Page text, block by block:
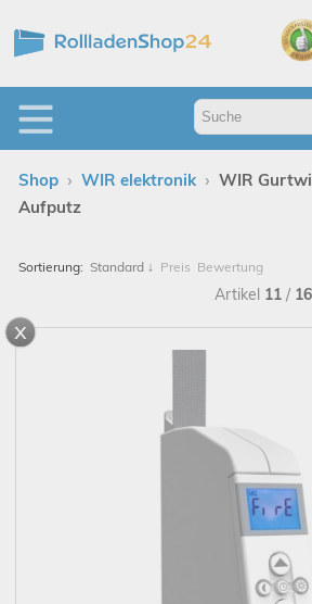
Schließen
Shop › WIR elektronik › WIR
Aufputz
Sortierung: Standard ↓ Preis Bewertung
Artikel 11 / 16
x